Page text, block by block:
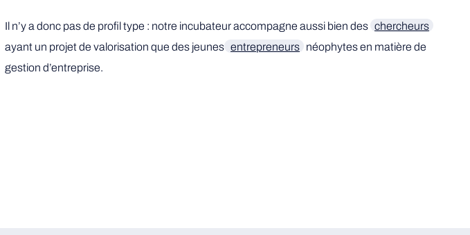
Il n’y a donc pas de profil type : notre incubateur accompagne aussi bien des chercheurs
ayant un projet de valorisation que des jeunes entrepreneurs néophytes en matière de
gestion d’entreprise.